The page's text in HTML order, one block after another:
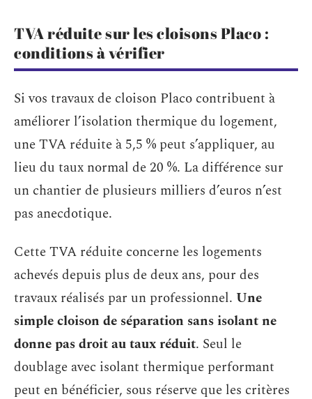
TVA réduite sur les cloisons Placo :
conditions à vérifier
Si vos travaux de cloison Placo contribuent à
améliorer l’isolation thermique du logement,
une TVA réduite à 5,5 % peut s’appliquer, au
lieu du taux normal de 20 %. La différence sur
un chantier de plusieurs milliers d’euros n’est
pas anecdotique.
Cette TVA réduite concerne les logements
achevés depuis plus de deux ans, pour des
travaux réalisés par un professionnel. Une
simple cloison de séparation sans isolant ne
donne pas droit au taux réduit. Seul le
doublage avec isolant thermique performant
peut en bénéficier, sous réserve que les critères